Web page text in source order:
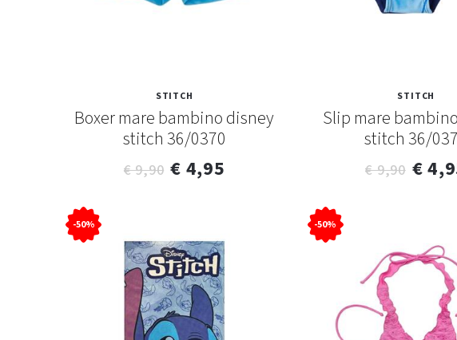
STITCH
Boxer mare bambino disney
stitch 36/0370
€ 9,90 € 4,95
STITCH
Slip mare
stitch 36/
€ 9,90 €
-50% -50%